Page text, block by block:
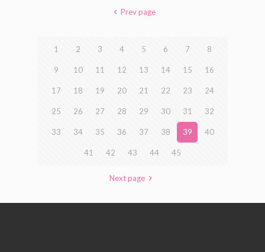
Prev page
1 2 3 4 5 6 7 8
9 10 11 12 13 14 15 16
17 18 19 20 21 22 23 24
25 26 27 28 29 30 31 32
33 34 35 36 37 38 39 40
41 42 43 44 45
Next page